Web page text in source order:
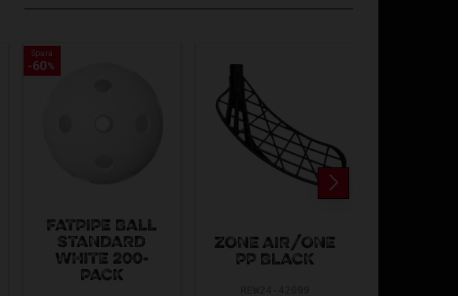
Spara
60%
FATPIPE BALL
STANDARD
WHITE 200-
PACK
Spara
60%
ZONE AIR/ONE
PP BLACK